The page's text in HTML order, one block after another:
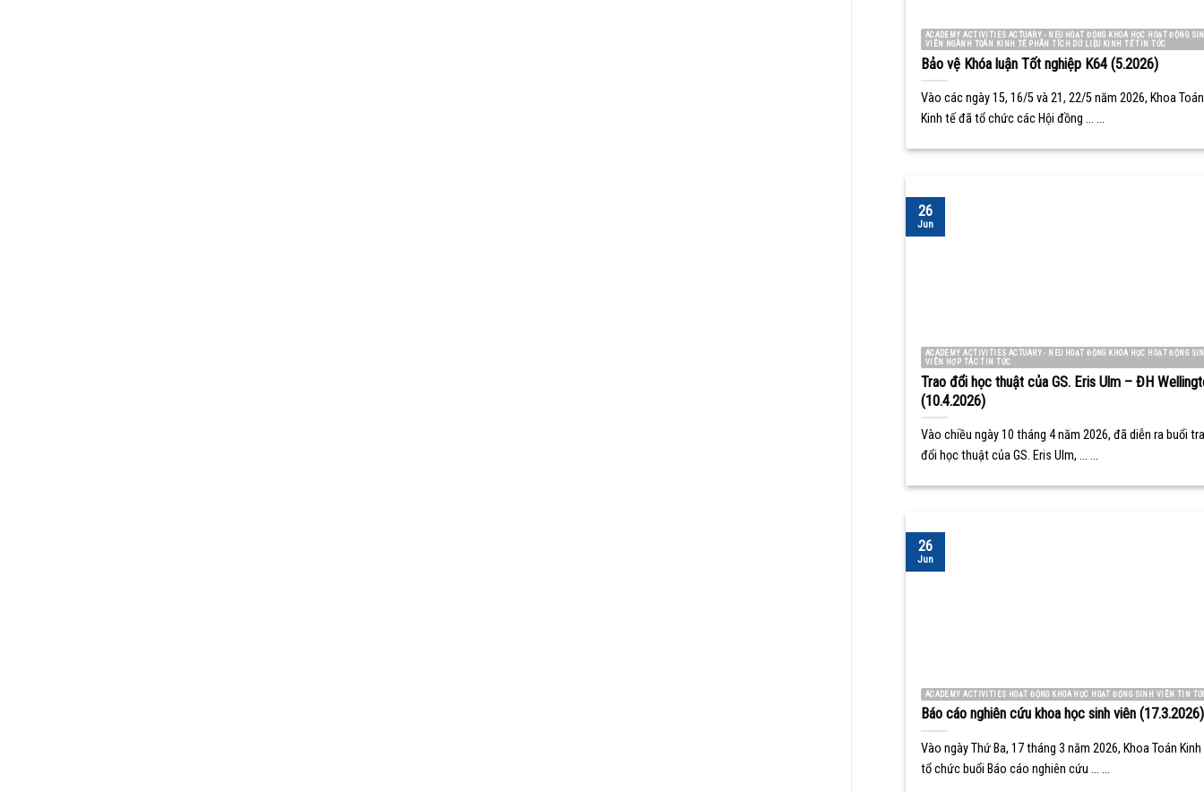
ACADEMY ACTIVITIES ACTUARY - NEU HOẠT ĐỘNG KHOA HỌC HOẠT ĐỘNG
VIÊN NGÀNH TOÁN KINH TẾ PHÂN TÍCH DỮ LIỆU KINH TẾ TIN TỨC
Bảo vệ Khóa luận Tốt nghiệp K64 (5.2026)
Vào các ngày 15, 16/5 và 21, 22/5 năm 2026, Khoa Toán
Kinh tế đã tổ chức các Hội đồng ... ...
ACADEMY ACTIVITIES ACTUARY - NEU HOẠT ĐỘNG KHOA HỌC HOẠT ĐỘNG
VIÊN HỢP TÁC TIN TỨC
Trao đổi học thuật của GS. Eris Ulm – ĐH
(10.4.2026)
Vào chiều ngày 10 tháng 4 năm 2026, đã diễn ra buổi
đổi học thuật của GS. Eris Ulm, ... ...
26
Jun
ACADEMY ACTIVITIES HOẠT ĐỘNG KHOA HỌC HOẠT ĐỘNG SINH VIÊN TIN
Báo cáo nghiên cứu khoa học sinh viên (17.3.2026)
Vào ngày Thứ Ba, 17 tháng 3 năm 2026, Khoa Toán
tổ chức buổi Báo cáo nghiên cứu ... ...
26
Jun